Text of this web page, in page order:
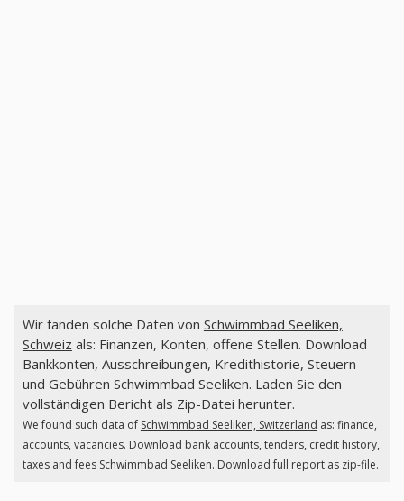
Wir fanden solche Daten von Schwimmbad Seeliken,
Schweiz als: Finanzen, Konten, offene Stellen. Download
Bankkonten, Ausschreibungen, Kredithistorie, Steuern
und Gebühren Schwimmbad Seeliken. Laden Sie den
vollständigen Bericht als Zip-Datei herunter.
We found such data of Schwimmbad Seeliken, Switzerland as: finance,
accounts, vacancies. Download bank accounts, tenders, credit history,
taxes and fees Schwimmbad Seeliken. Download full report as zip-file.